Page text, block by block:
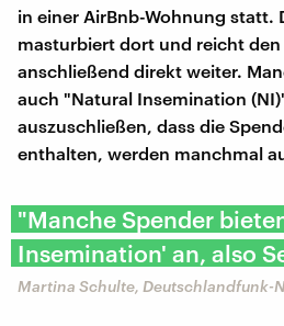
in einer AirBnb-Wohnung statt.
masturbiert dort und reicht den
anschließend direkt weiter.
auch "Natural Insemination
auszuschließen, dass die
enthalten, werden manchmal
"Manche Spender
Insemination' an, also
Martina Schulte, Deutschlandfunk-